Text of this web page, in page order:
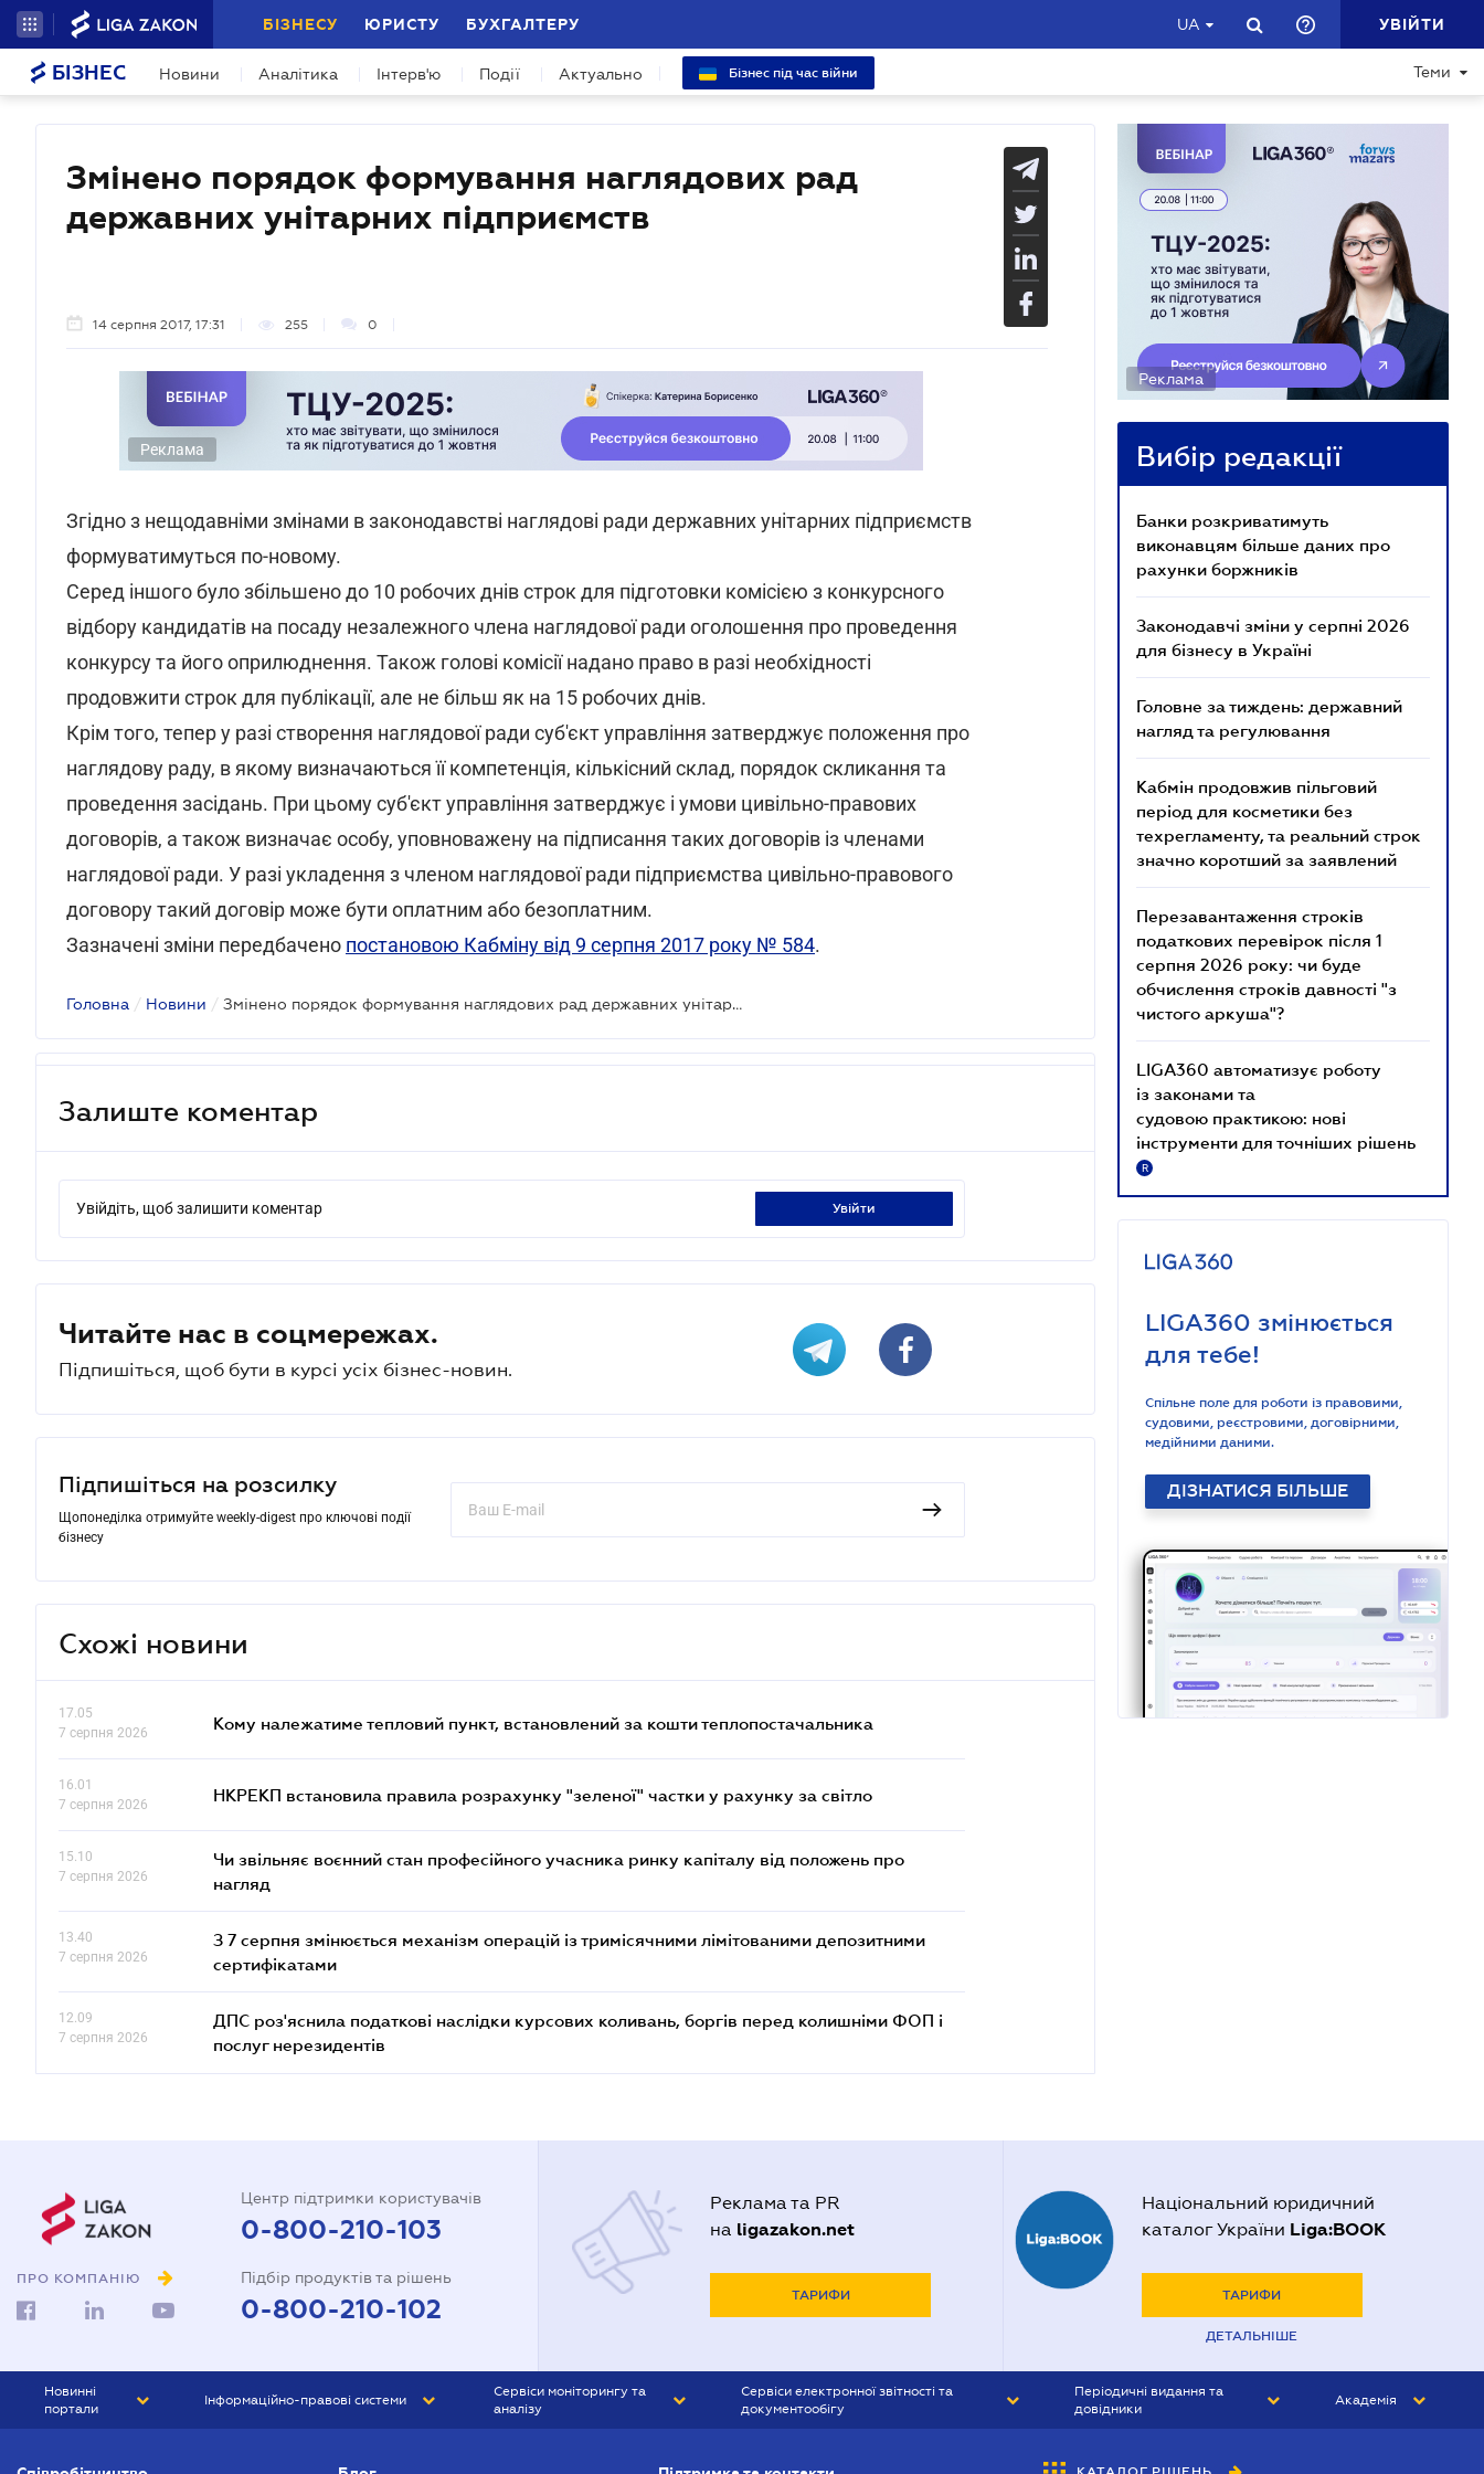
БІЗНЕСУ ЮРИСТУ БУХГАЛТЕРУ UA УВІЙТИ
БІЗНЕС Новини Аналітика Інтерв'ю Події Актуально Бізнес під час війни Теми
Змінено порядок формування наглядових рад
державних унітарних підприємств
14 серпня 2017, 17:31 255 0
Реклама
Згідно з нещодавніми змінами в законодавстві наглядові ради державних унітарних підприємств
формуватимуться по-новому.
Серед іншого було збільшено до 10 робочих днів строк для підготовки комісією з конкурсного
відбору кандидатів на посаду незалежного члена наглядової ради оголошення про проведення
конкурсу та його оприлюднення. Також голові комісії надано право в разі необхідності
продовжити строк для публікації, але не більш як на 15 робочих днів.
Крім того, тепер у разі створення наглядової ради суб'єкт управління затверджує положення про
наглядову раду, в якому визначаються її компетенція, кількісний склад, порядок скликання та
проведення засідань. При цьому суб'єкт управління затверджує і умови цивільно-правових
договорів, а також визначає особу, уповноважену на підписання таких договорів із членами
наглядової ради. У разі укладення з членом наглядової ради підприємства цивільно-правового
договору такий договір може бути оплатним або безоплатним.
Зазначені зміни передбачено постановою Кабміну від 9 серпня 2017 року № 584.
Головна / Новини / Змінено порядок формування наглядових рад державних унітарних підприємств
Залиште коментар
Увійдіть, щоб залишити коментар увійти
Читайте нас в соцмережах.
Підпишіться, щоб бути в курсі усіх бізнес-новин.
Підпишіться на розсилку
Щопонеділка отримуйте weekly-digest про ключові події
бізнесу
Схожі новини
17.05
7 серпня 2026
Кому належатиме тепловий пункт, встановлений за кошти теплопостачальника
16.01
7 серпня 2026
НКРЕКП встановила правила розрахунку "зеленої" частки у рахунку за світло
15.10
7 серпня 2026
Чи звільняє воєнний стан професійного учасника ринку капіталу від положень про
нагляд
13.40
7 серпня 2026
З 7 серпня змінюється механізм операцій із тримісячними лімітованими депозитними
сертифікатами
12.09
7 серпня 2026
ДПС роз'яснила податкові наслідки курсових коливань, боргів перед колишніми ФОП і
послуг нерезидентів
Реклама
Вибір редакції
Банки розкриватимуть
виконавцям більше даних про
рахунки боржників
Законодавчі зміни у серпні 2026
для бізнесу в Україні
Головне за тиждень: державний
нагляд та регулювання
Кабмін продовжив пільговий
період для косметики без
техрегламенту, та реальний строк
значно коротший за заявлений
Перезавантаження строків
податкових перевірок після 1
серпня 2026 року: чи буде
обчислення строків давності "з
чистого аркуша"?
LIGA360 автоматизує роботу
із законами та
судовою практикою: нові
інструменти для точніших рішень
R
LIGA360 змінюється
для тебе!
Спільне поле для роботи із правовими,
судовими, реєстровими, договірними,
медійними даними.
ДІЗНАТИСЯ БІЛЬШЕ
ПРО КОМПАНІЮ
Центр підтримки користувачів
0-800-210-103
Підбір продуктів та рішень
0-800-210-102
Реклама та PR
на ligazakon.net
ТАРИФИ
Національний юридичний
каталог України Liga:BOOK
ТАРИФИ
ДЕТАЛЬНІШЕ
Новинні
портали
Інформаційно-правові системи
Сервіси моніторингу та
аналізу
Сервіси електронної звітності та
документообігу
Періодичні видання та
довідники
Академія